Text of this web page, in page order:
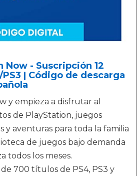
Now - Suscripción 12
PS3 | Código de descarga
y empieza a disfrutar al
de PlayStation, juegos
y aventuras para toda la familia
de juegos bajo demanda
todos los meses.
700 títulos de PS4, PS3 y